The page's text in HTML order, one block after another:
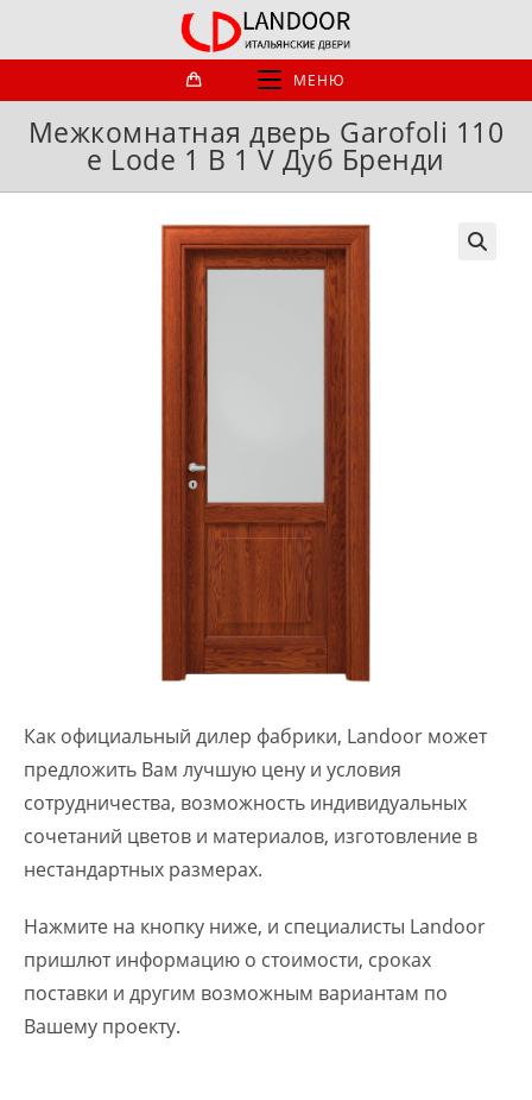
МЕНЮ
Межкомнатная дверь Garofoli 110
e Lode 1 B 1 V Дуб Бренди
Как официальный дилер фабрики, Landoor может
предложить Вам лучшую цену и условия
сотрудничества, возможность индивидуальных
сочетаний цветов и материалов, изготовление в
нестандартных размерах.
Нажмите на кнопку ниже, и специалисты Landoor
пришлют информацию о стоимости, сроках
поставки и другим возможным вариантам по
Вашему проекту.